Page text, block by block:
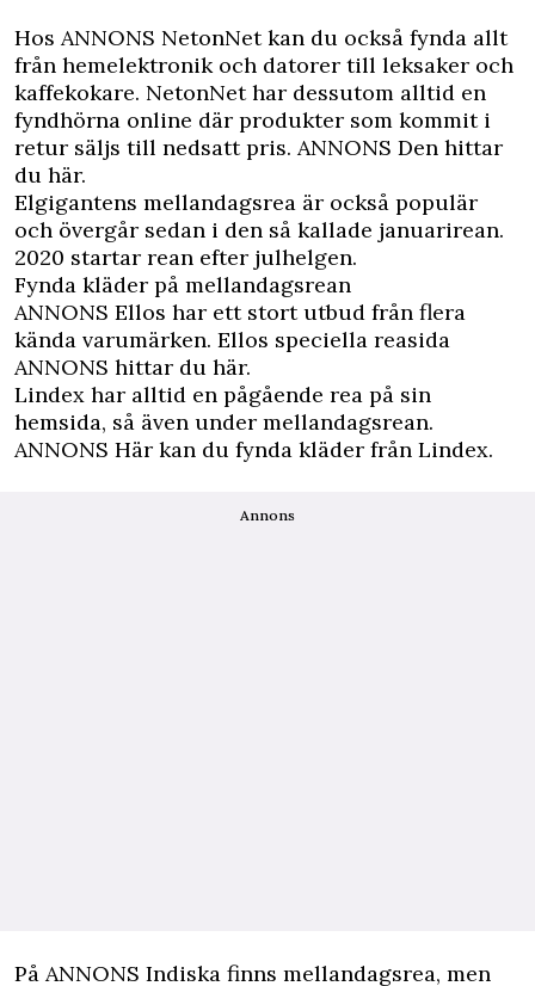
Hos ANNONS NetonNetkan du också fynda allt
från hemelektronik och datorer till leksaker och
kaffekokare. NetonNet har dessutom alltid en
fyndhörna online där produkter som kommit i
retur säljs till nedsatt pris. ANNONS Den hittar
du här.
Elgigantens mellandagsrea är också populär
och övergår sedan i den så kallade januarirean.
2020 startar rean efter julhelgen.
Fynda kläder på mellandagsrean
ANNONS Ellos har ett stort utbud från flera
kända varumärken. Ellos speciella reasida
ANNONS hittar du här.
Lindex har alltid en pågående rea på sin
hemsida, så även under mellandagsrean.
ANNONS Här kan du fynda kläder från Lindex.
Annons
På ANNONS Indiska finns mellandagsrea, men